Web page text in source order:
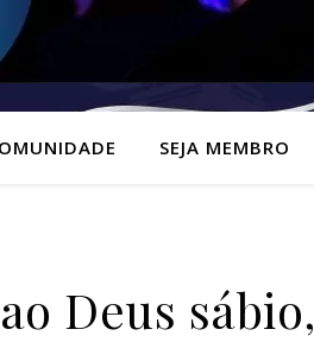
SEJA MEMBRO
Deus sábio,